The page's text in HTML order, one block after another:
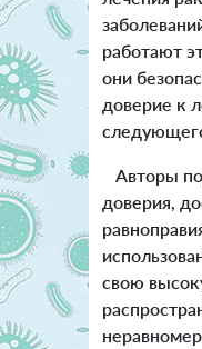
работают
они
доверие к
Авторы
доверия,
свою